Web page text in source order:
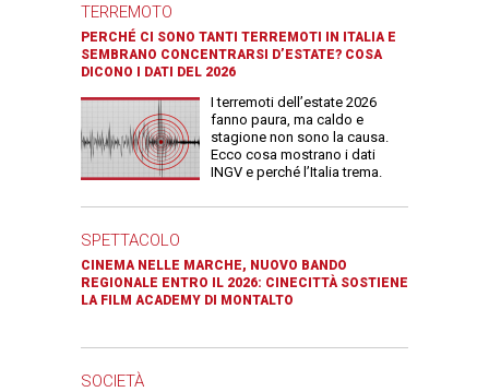
TERREMOTO
PERCHÉ CI SONO TANTI TERREMOTI IN ITALIA E
SEMBRANO CONCENTRARSI D’ESTATE? COSA
DICONO I DATI DEL 2026
I terremoti dell’estate 2026
fanno paura, ma caldo e
stagione non sono la causa.
Ecco cosa mostrano i dati
INGV e perché l’Italia trema.
SPETTACOLO
CINEMA NELLE MARCHE, NUOVO BANDO
REGIONALE ENTRO IL 2026: CINECITTÀ SOSTIENE
LA FILM ACADEMY DI MONTALTO
SOCIETÀ